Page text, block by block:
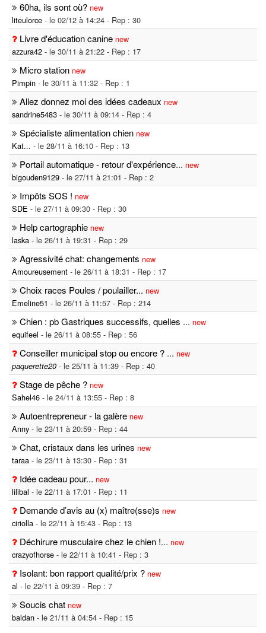
60ha, ils sont où? new
liteulorce - le 02/12 à 14:24 - Rep : 30
Livre d'éducation canine new
azzura42 - le 30/11 à 21:22 - Rep : 17
Micro station new
Pimpin - le 30/11 à 11:32 - Rep : 1
Allez donnez moi des idées cadeaux new
sandrine5483 - le 30/11 à 09:14 - Rep : 4
Spécialiste alimentation chien new
Kat... - le 28/11 à 16:10 - Rep : 13
Portail automatique - retour d'expérience... new
bigouden9129 - le 27/11 à 21:01 - Rep : 2
Impôts SOS ! new
SDE - le 27/11 à 09:30 - Rep : 30
Help cartographie new
laska - le 26/11 à 19:31 - Rep : 29
Agressivité chat: changements new
Amoureusement - le 26/11 à 18:31 - Rep : 17
Choix races Poules / poulailler... new
Emeline51 - le 26/11 à 11:57 - Rep : 214
Chien : pb Gastriques successifs, quelles ... new
equifeel - le 26/11 à 08:55 - Rep : 56
Conseiller municipal stop ou encore ? ... new
paquerette20 - le 25/11 à 11:39 - Rep : 40
Stage de pêche ? new
Sahel46 - le 24/11 à 13:55 - Rep : 8
Autoentrepreneur - la galère new
Anny - le 23/11 à 20:59 - Rep : 44
Chat, cristaux dans les urines new
taraa - le 23/11 à 13:30 - Rep : 31
Idée cadeau pour... new
lilibal - le 22/11 à 17:01 - Rep : 11
Demande d’avis au (x) maître(sse)s new
ciriolla - le 22/11 à 15:43 - Rep : 13
Déchirure musculaire chez le chien !... new
crazyofhorse - le 22/11 à 10:41 - Rep : 3
Isolant: bon rapport qualité/prix ? new
al - le 22/11 à 09:39 - Rep : 7
Soucis chat new
baldan - le 21/11 à 04:54 - Rep : 15